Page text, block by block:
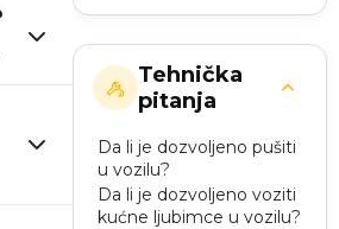
Tehnička
pitanja
Da li je dozvoljeno pušiti
u vozilu?
Da li je dozvoljeno voziti
kućne ljubimce u vozilu?